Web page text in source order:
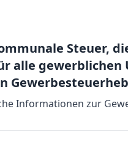
Steuer,
alle
Informationen zur